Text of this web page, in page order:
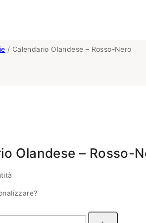
/ Calendario Olandese – Rosso-Nero
Olandese – Rosso-